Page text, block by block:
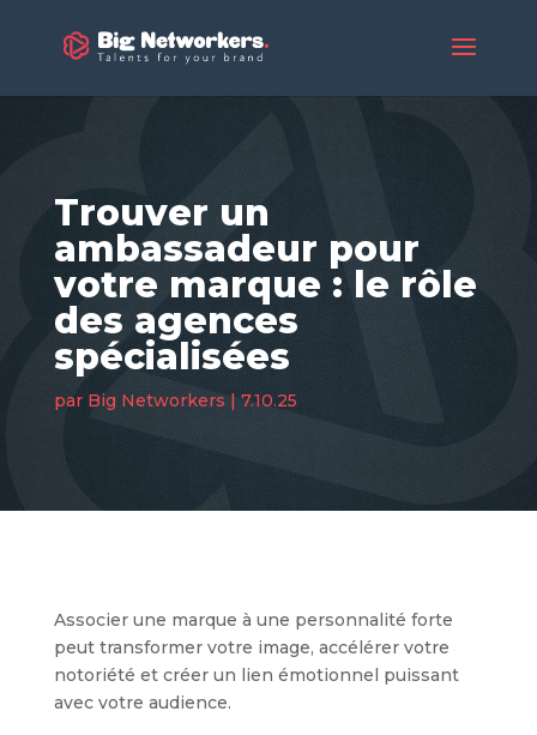
Trouver un
ambassadeur pour
votre marque : le rôle
des agences
spécialisées
par Big Networkers |7.10.25
Associer une marque à une personnalité forte
peut transformer votre image, accélérer votre
notoriété et créer un lien émotionnel puissant
avec votre audience.